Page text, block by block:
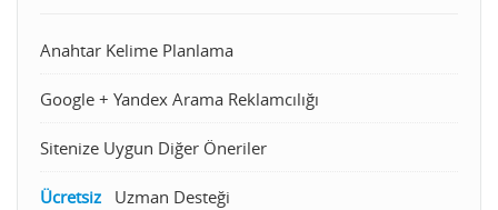
Anahtar Kelime Planlama
Google + Yandex Arama Reklamcılığı
Sitenize Uygun Diğer Öneriler
Ücretsiz Uzman Desteği